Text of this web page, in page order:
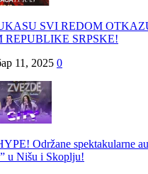
SVI REDOM
REPUBLIKE SRPSKE!
11, 2025 0
Održane spektakularne
u Nišu i Skoplju!